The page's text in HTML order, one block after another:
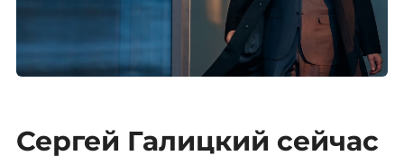
Сергей Галицкий сейчас